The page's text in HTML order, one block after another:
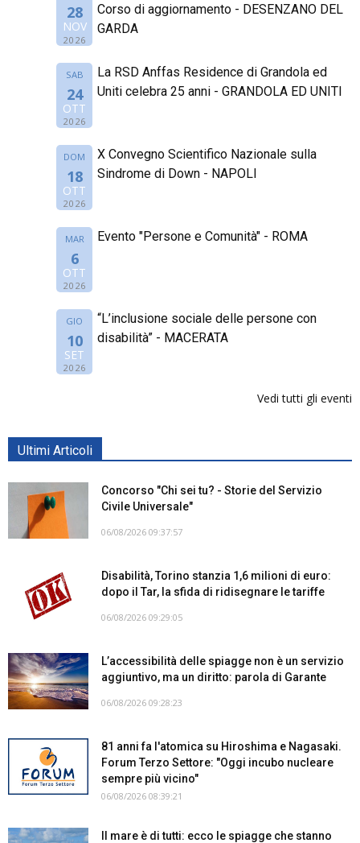
28
NOV
2026
Corso di aggiornamento - DESENZANO DEL
GARDA
SAB
24
OTT
2026
La RSD Anffas Residence di Grandola ed
Uniti celebra 25 anni - GRANDOLA ED UNITI
DOM
18
OTT
2026
X Convegno Scientifico Nazionale sulla
Sindrome di Down - NAPOLI
MAR
6
OTT
2026
Evento "Persone e Comunità" - ROMA
GIO
10
SET
2026
“L’inclusione sociale delle persone con
disabilità” - MACERATA
Vedi tutti gli eventi
Ultimi Articoli
Concorso "Chi sei tu? - Storie del Servizio
Civile Universale"
06/08/2026 09:37:57
Disabilità, Torino stanzia 1,6 milioni di euro:
dopo il Tar, la sfida di ridisegnare le tariffe
06/08/2026 09:29:05
L’accessibilità delle spiagge non è un servizio
aggiuntivo, ma un diritto: parola di Garante
06/08/2026 09:28:23
81 anni fa l'atomica su Hiroshima e Nagasaki.
Forum Terzo Settore: "Oggi incubo nucleare
sempre più vicino"
06/08/2026 08:39:21
Il mare è di tutti: ecco le spiagge che stanno